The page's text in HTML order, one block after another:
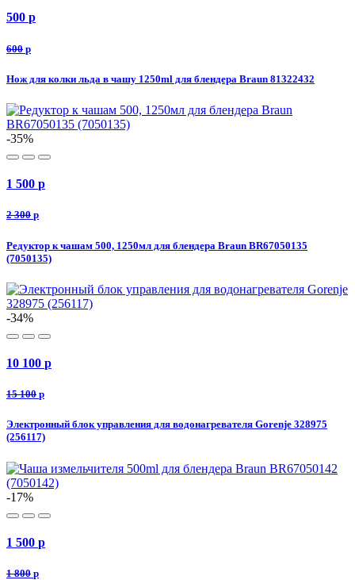
500 p
600 p
Нож для колки льда в чашу 1250ml для блендера Braun 81322432
-35%
1 500 p
2 300 p
Редуктор к чашам 500, 1250мл для блендера Braun BR67050135
(7050135)
-34%
10 100 p
15 100 p
Электронный блок управления для водонагревателя Gorenje 328975
(256117)
-17%
1 500 p
1 800 p